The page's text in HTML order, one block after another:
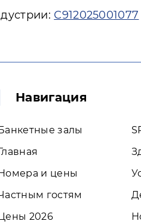
С912025001077
Навигация
залы
и цены
гостям
2026